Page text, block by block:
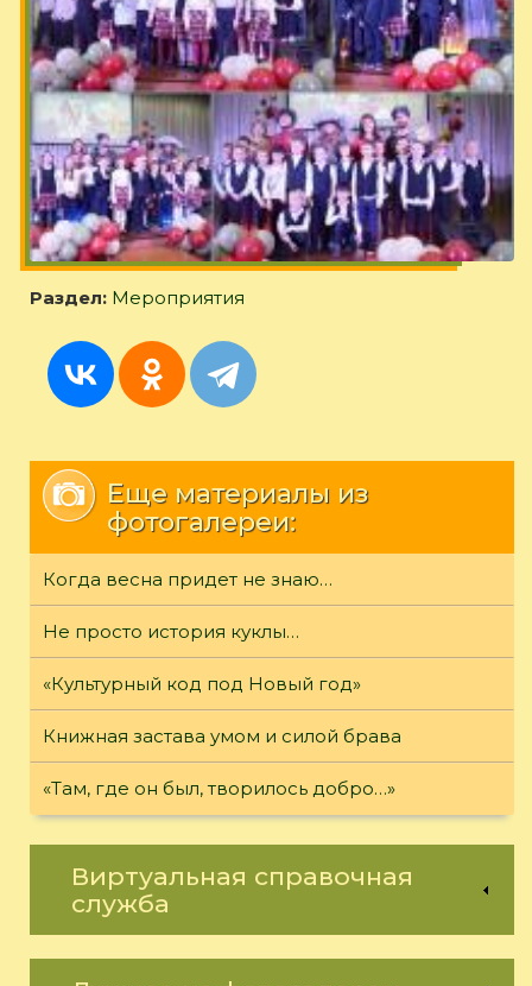
Раздел: Мероприятия
Еще материалы из
фотогалереи:
Когда весна придет не знаю…
Не просто история куклы…
«Культурный код под Новый год»
Книжная застава умом и силой брава
«Там, где он был, творилось добро…»
Виртуальная справочная
служба